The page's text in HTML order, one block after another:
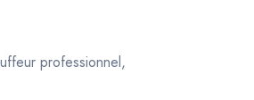
professionnel,